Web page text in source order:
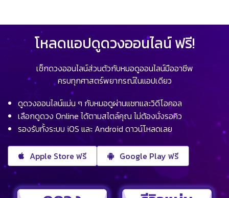
โหลดแอปดูดวงออนไลน์ ฟรี!
เช็กดวงออนไลน์ส่วนตัวกับหมอดูออนไลน์มืออาชีพ
ครบทุกศาสตร์พยากรณ์ในแอปเดียว
ดูดวงออนไลน์แม่น ๆ กับหมอดูผ่านแชทและวิดีโอคอล
เลือกดูดวง Online ได้ตามสไตล์คุณ ไม่ต้องนั่งรอคิว
รองรับทั้งระบบ iOS และ Android ดาวน์โหลดเลย
Apple Store ฟรี Google Play ฟรี